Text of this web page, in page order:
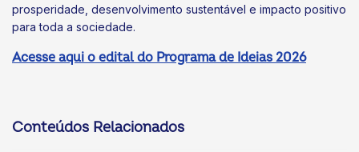
prosperidade, desenvolvimento sustentável e impacto positivo
para toda a sociedade.
Acesse aqui o edital do Programa de Ideias 2026
Conteúdos Relacionados